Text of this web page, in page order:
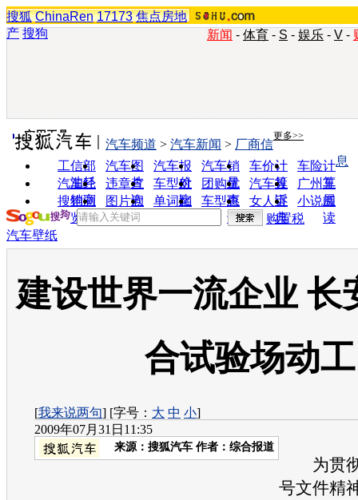
搜狐 ChinaRen 17173 焦点房地
产 搜狗 新闻 - 体育 - S - 娱乐 - V -
实用工具 更多>>
工信部
油耗
汽车图
片
汽车报
价
汽车销
量
车价计
算
车险计
算
汽车经
销商
违章查
询
车型对
比
团购优
惠
汽车投
诉
广州车
展
搜狗浏
览器
图片欣
赏
单词翻
车型查
询
女人宝
典
小说阅
读
汽车频道 > 汽车新闻 > 厂商信
息
购置税
汽车壁纸
建设世界一流企业 长
合试验场动工
[我来说两句] [字号： 大 中 小]
2009年07月31日11:35
来源： 搜狐汽车 作者：综合报道
为贯彻
号文件精